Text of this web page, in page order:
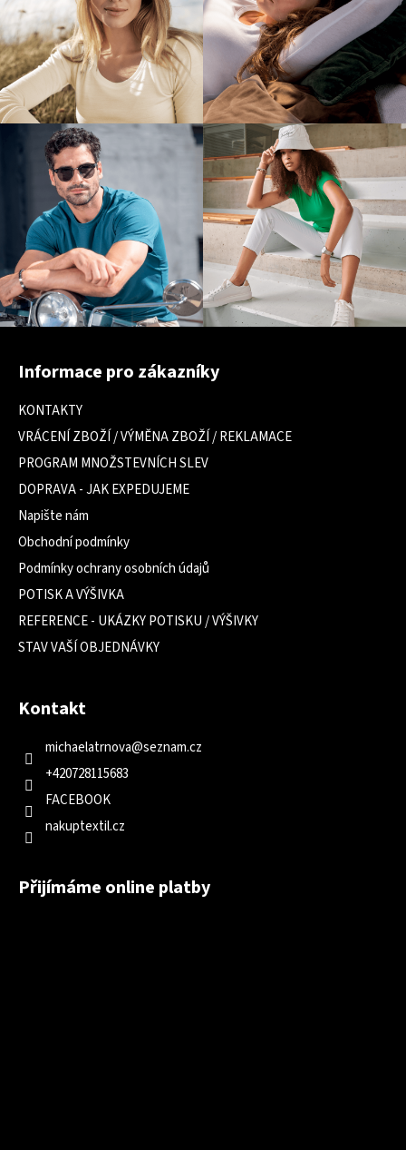
Z
Informace pro zákazníky
KONTAKTY
VRÁCENÍ ZBOŽÍ / VÝMĚNA ZBOŽÍ / REKLAMACE
PROGRAM MNOŽSTEVNÍCH SLEV
DOPRAVA - JAK EXPEDUJEME
Napište nám
Obchodní podmínky
Podmínky ochrany osobních údajů
POTISK A VÝŠIVKA
REFERENCE - UKÁZKY POTISKU / VÝŠIVKY
STAV VAŠÍ OBJEDNÁVKY
Kontakt
michaelatrnova@seznam.cz
+420728115683
FACEBOOK
nakuptextil.cz
Přijímáme online platby